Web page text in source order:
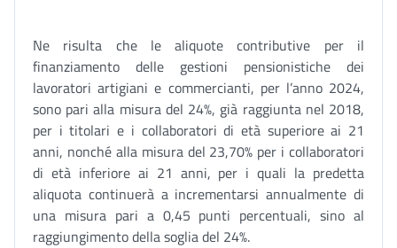
Ne risulta che le aliquote contributive per il
finanziamento delle gestioni pensionistiche dei
lavoratori artigiani e commercianti, per l’anno 2024,
sono pari alla misura del 24%, già raggiunta nel 2018,
per i titolari e i collaboratori di età superiore ai 21
anni, nonché alla misura del 23,70% per i collaboratori
di età inferiore ai 21 anni, per i quali la predetta
aliquota continuerà a incrementarsi annualmente di
una misura pari a 0,45 punti percentuali, sino al
raggiungimento della soglia del 24%.